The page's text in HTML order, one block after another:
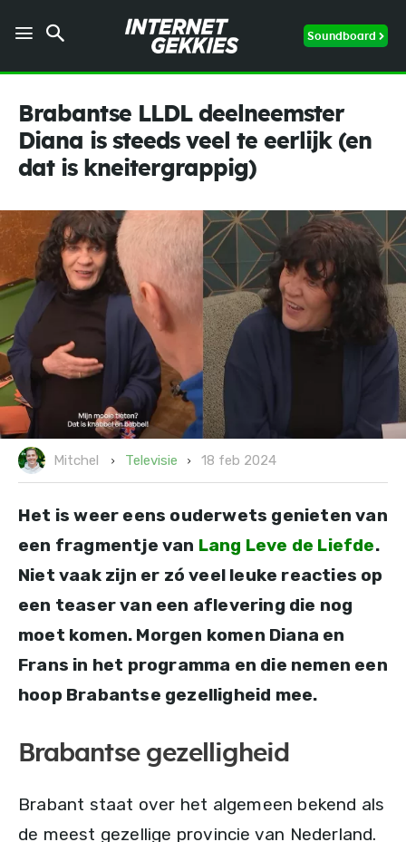
Soundboard
Brabantse LLDL deelneemster
Diana is steeds veel te eerlijk (en
dat is kneitergrappig)
Mitchel Televisie 18 feb 2024
Het is weer eens ouderwets genieten van
een fragmentje van Lang Leve de Liefde.
Niet vaak zijn er zó veel leuke reacties op
een teaser van een aflevering die nog
moet komen. Morgen komen Diana en
Frans in het programma en die nemen een
hoop Brabantse gezelligheid mee.
Brabantse gezelligheid
Brabant staat over het algemeen bekend als
de meest gezellige provincie van Nederland.